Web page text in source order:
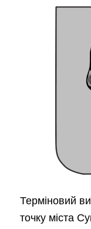
Терміновий
точку міста